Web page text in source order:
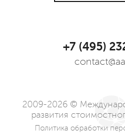
+7 (495)
2009-2026 ©
развития
Политика обработки